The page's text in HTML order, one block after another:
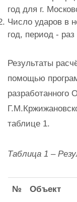
год для г.
Число ударов в
год, период - раз
Результаты
помощью
разработанного
таблице 1.
Таблица 1 –
№ Объект